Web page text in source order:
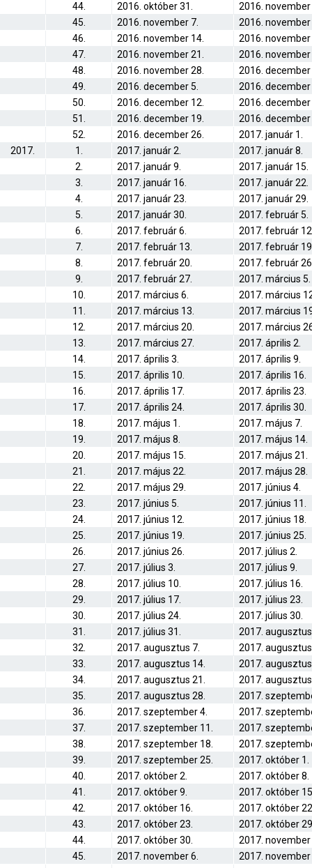
44.
2016. október 31.
2016. november
45.
2016. november 7.
2016. november
46.
2016. november 14.
2016. november
47.
2016. november 21.
2016. november
48.
2016. november 28.
2016. december
49.
2016. december 5.
2016. december
50.
2016. december 12.
2016. december
51.
2016. december 19.
2016. december
52.
2016. december 26.
2017. január 1.
2017.
1. 2017. január 2.
2017. január 8.
2.
2017. január 9.
2017. január 15.
3.
2017. január 16.
2017. január 22.
4.
2017. január 23.
2017. január 29.
5.
2017. január 30.
2017. február 5.
6.
2017. február 6.
2017. február
7.
2017. február 13.
2017. február
8.
2017. február 20.
2017. február
9.
2017. február 27.
2017. március 5.
10.
2017. március 6.
2017. március
11.
2017. március 13.
2017. március
12.
2017. március 20.
2017. március
13.
2017. március 27.
2017. április 2.
14.
2017. április 3.
2017. április 9.
15.
2017. április 10.
2017. április 16.
16.
2017. április 17.
2017. április 23.
17.
2017. április 24.
2017. április 30.
18.
2017. május 1.
2017. május 7.
19.
2017. május 8.
2017. május 14.
20.
2017. május 15.
2017. május 21.
21.
2017. május 22.
2017. május 28.
22.
2017. május 29.
2017. június 4.
23.
2017. június 5.
2017. június 11.
24.
2017. június 12.
2017. június 18.
25.
2017. június 19.
2017. június 25.
26.
2017. június 26.
2017. július 2.
27.
2017. július 3.
2017. július 9.
28.
2017. július 10.
2017. július 16.
29.
2017. július 17.
2017. július 23.
30.
2017. július 24.
2017. július 30.
31.
2017. július 31.
2017.
32.
2017. augusztus 7.
2017.
33.
2017. augusztus 14.
2017.
34.
2017. augusztus 21.
2017.
35.
2017. augusztus 28.
2017.
36.
2017. szeptember 4.
2017.
37.
2017. szeptember 11.
2017.
38.
2017. szeptember 18.
2017.
39.
2017. szeptember 25.
2017. október 1.
40.
2017. október 2.
2017. október 8.
41.
2017. október 9.
2017. október
42.
2017. október 16.
2017. október
43.
2017. október 23.
2017. október
44.
2017. október 30.
2017. november
45.
2017. november 6.
2017. november